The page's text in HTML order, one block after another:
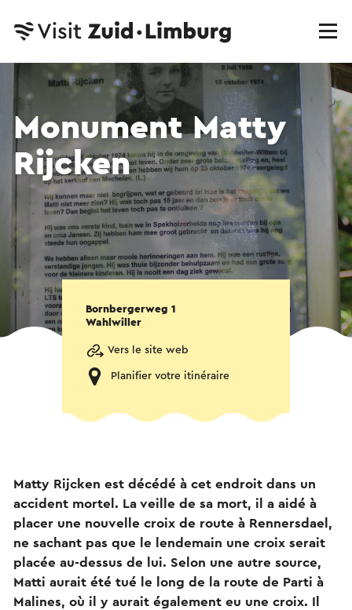
Monument Matty
Rijcken
Bornbergerweg 1
Wahlwiller
Vers le site web
Planifier votre itinéraire
Matty Rijcken est décédé à cet endroit dans un
accident mortel. La veille de sa mort, il a aidé à
placer une nouvelle croix de route à Rennersdael,
ne sachant pas que le lendemain une croix serait
placée au-dessus de lui. Selon une autre source,
Matti aurait été tué le long de la route de Parti à
Malines, où il y aurait également eu une croix. Il